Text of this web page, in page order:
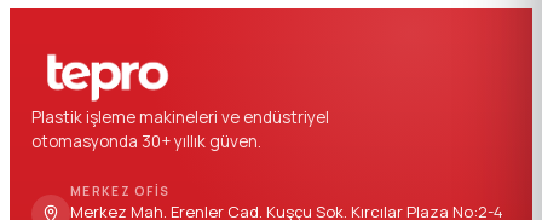
Plastik işleme makineleri ve endüstriyel
otomasyonda 30+ yıllık güven.
MERKEZ OFIS
Merkez Mah. Erenler Cad. Kuşçu Sok. Kırcılar Plaza No:2-4